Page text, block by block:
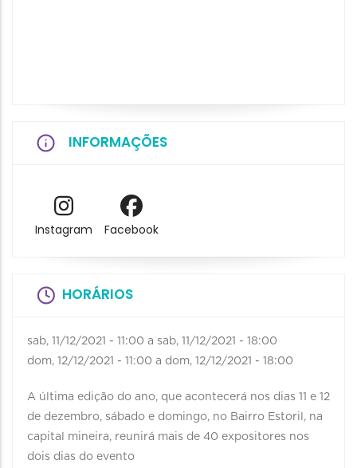
INFORMAÇÕES
Instagram Facebook
HORÁRIOS
sab, 11/12/2021 - 11:00 a sab, 11/12/2021 - 18:00
dom, 12/12/2021 - 11:00 a dom, 12/12/2021 - 18:00
A última edição do ano, que acontecerá nos dias 11 e 12
de dezembro, sábado e domingo, no Bairro Estoril, na
capital mineira, reunirá mais de 40 expositores nos
dois dias do evento